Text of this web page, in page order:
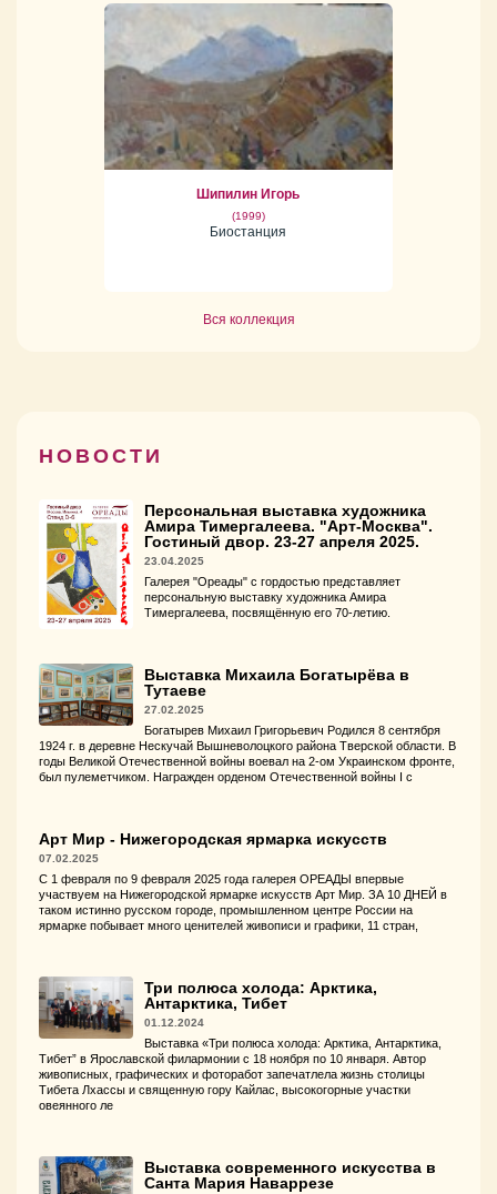
Шипилин Игорь
(1999)
Биостанция
Вся коллекция
НОВОСТИ
Персональная выставка художника
Амира Тимергалеева. "Арт-Москва".
Гостиный двор. 23-27 апреля 2025.
23.04.2025
Галерея "Ореады" с гордостью представляет
персональную выставку художника Амира
Тимергалеева, посвящённую его 70-летию.
Выставка Михаила Богатырёва в
Тутаеве
27.02.2025
Богатырев Михаил Григорьевич Родился 8 сентября
1924 г. в деревне Нескучай Вышневолоцкого района Тверской области. В
годы Великой Отечественной войны воевал на 2-ом Украинском фронте,
был пулеметчиком. Награжден орденом Отечественной войны I с
Арт Мир - Нижегородская ярмарка искусств
07.02.2025
С 1 февраля по 9 февраля 2025 года галерея ОРЕАДЫ впервые
участвуем на Нижегородской ярмарке искусств Арт Мир. ЗА 10 ДНЕЙ в
таком истинно русском городе, промышленном центре России на
ярмарке побывает много ценителей живописи и графики, 11 стран,
Три полюса холода: Арктика,
Антарктика, Тибет
01.12.2024
Выставка «Три полюса холода: Арктика, Антарктика,
Тибет” в Ярославской филармонии с 18 ноября по 10 января. Автор
живописных, графических и фоторабот запечатлела жизнь столицы
Тибета Лхассы и священную гору Кайлас, высокогорные участки
овеянного ле
Выставка современного искусства в
Санта Мария Наваррезе